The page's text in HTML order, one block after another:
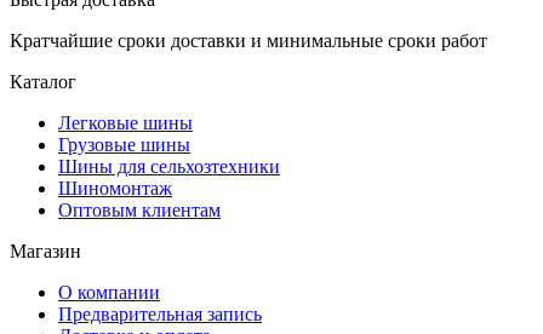
Кратчайшие сроки доставки и минимальные сроки работ
Каталог
Легковые шины
Грузовые шины
Шины для сельхозтехники
Шиномонтаж
Оптовым клиентам
Магазин
О компании
Предварительная запись